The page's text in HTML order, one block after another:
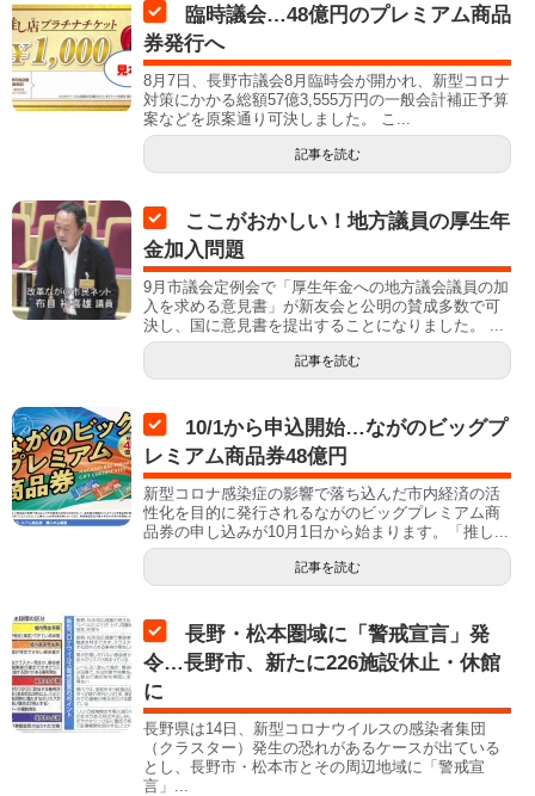
臨時議会…48億円のプレミアム商品
券発行へ
8月7日、長野市議会8月臨時会が開かれ、新型コロナ
対策にかかる総額57億3,555万円の一般会計補正予算
案などを原案通り可決しました。 こ...
記事を読む
ここがおかしい！地方議員の厚生年
金加入問題
9月市議会定例会で「厚生年金への地方議会議員の加
入を求める意見書」が新友会と公明の賛成多数で可
決し、国に意見書を提出することになりました。 ...
記事を読む
10/1から申込開始…ながのビッグプ
レミアム商品券48億円
新型コロナ感染症の影響で落ち込んだ市内経済の活
性化を目的に発行されるながのビッグプレミアム商
品券の申し込みが10月1日から始まります。「推し...
記事を読む
長野・松本圏域に「警戒宣言」発
令…長野市、新たに226施設休止・休館
に
長野県は14日、新型コロナウイルスの感染者集団
（クラスター）発生の恐れがあるケースが出ている
とし、長野市・松本市とその周辺地域に「警戒宣
言」...